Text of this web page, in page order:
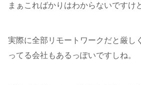
まぁこればかりはわからないですけ
実際に全部リモートワークだと厳し
ってる会社もあるっぽいですしね。